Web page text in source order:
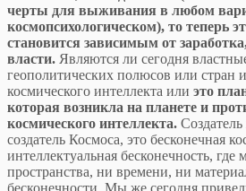
черты для выживания в любом
космопсихологическом), то теперь
становится зависимым от
власти. Являются ли сегодня
геополитических полюсов или стран
космического интеллекта или это
которая возникла на планете и
космического интеллекта.
создатель Космоса, это бесконечная
интеллектуальная бесконечность,
пространства, ни времени, ни
бесконечности. Мы же сегодня